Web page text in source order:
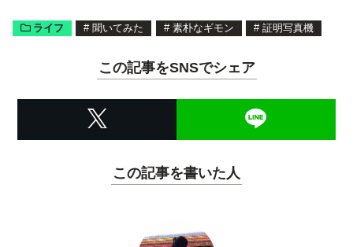
ライフ # 聞いてみた # 素朴なギモン # 証明写真機
この記事をSNSでシェア
この記事を書いた人